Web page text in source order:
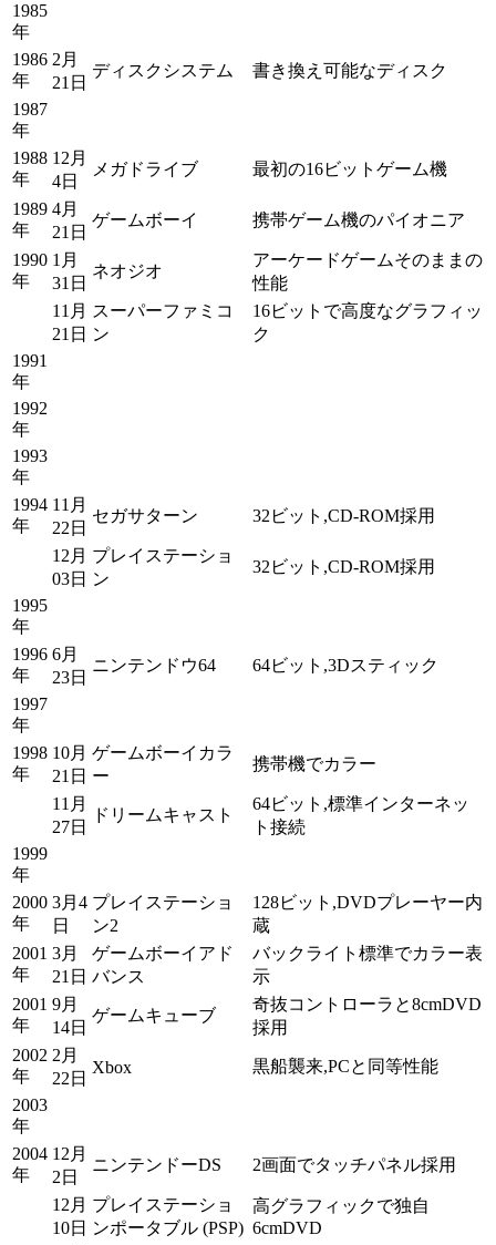
1985
年
1986
年
2月
21日
ディスクシステム 書き換え可能なディスク
1987
年
1988
年
12月
4日
メガドライブ 最初の16ビットゲーム機
1989
年
4月
21日
ゲームボーイ 携帯ゲーム機のパイオニア
1990
年
1月
31日
ネオジオ
アーケードゲームそのままの
性能
11月
21日
スーパーファミコ
ン
16ビットで高度なグラフィッ
ク
1991
年
1992
年
1993
年
1994
年
11月
22日
セガサターン 32ビット,CD-ROM採用
12月
03日
プレイステーショ
ン
32ビット,CD-ROM採用
1995
年
1996
年
6月
23日
ニンテンドウ64 64ビット,3Dスティック
1997
年
1998
年
10月
21日
ゲームボーイカラ
ー
携帯機でカラー
11月
27日
ドリームキャスト
64ビット,標準インターネッ
ト接続
1999
年
2000
年
3月4
日
プレイステーショ
ン2
128ビット,DVDプレーヤー内
蔵
2001
年
3月
21日
ゲームボーイアド
バンス
バックライト標準でカラー表
示
2001
年
9月
14日
ゲームキューブ
奇抜コントローラと8cmDVD
採用
2002
年
2月
22日
Xbox 黒船襲来,PCと同等性能
2003
年
2004
年
12月
2日
ニンテンドーDS 2画面でタッチパネル採用
12月
10日
プレイステーショ
ンポータブル (PSP)
高グラフィックで独自
6cmDVD